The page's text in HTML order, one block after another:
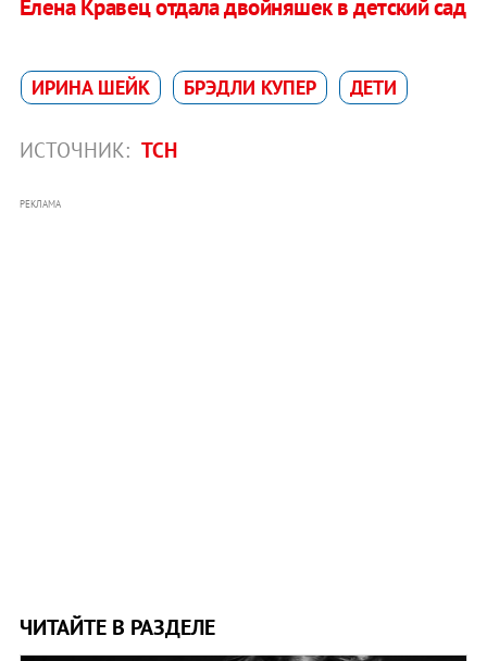
Елена Кравец отдала двойняшек в детский сад
ИРИНА ШЕЙК БРЭДЛИ КУПЕР ДЕТИ
ИСТОЧНИК: ТСН
РЕКЛАМА
ЧИТАЙТЕ В РАЗДЕЛЕ